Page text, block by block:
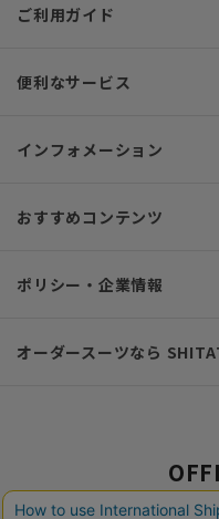
ご利用ガイド
便利なサービス
インフォメーション
おすすめコンテンツ
ポリシー・企業情報
オーダースーツなら